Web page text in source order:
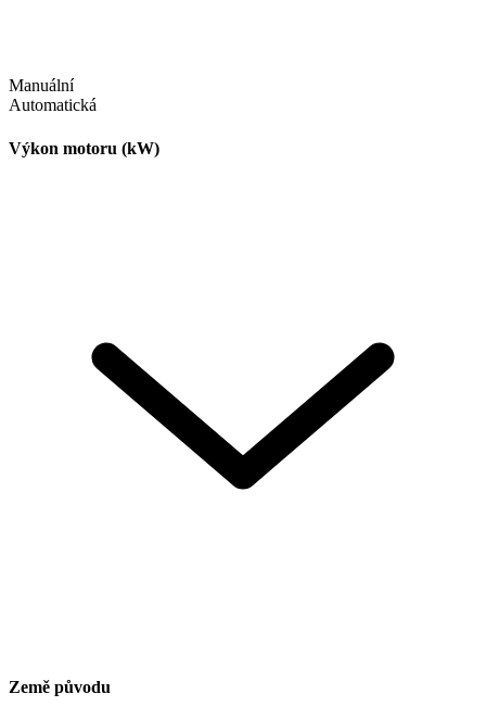
Manuální
Automatická
Výkon motoru (kW)
Země původu